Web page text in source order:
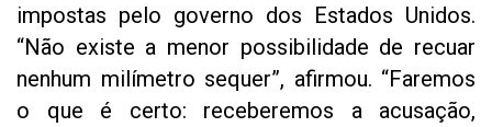
impostas pelo governo dos Estados Unidos.
“Não existe a menor possibilidade de recuar
nenhum milímetro sequer”, afirmou. “Faremos
o que é certo: receberemos a acusação,